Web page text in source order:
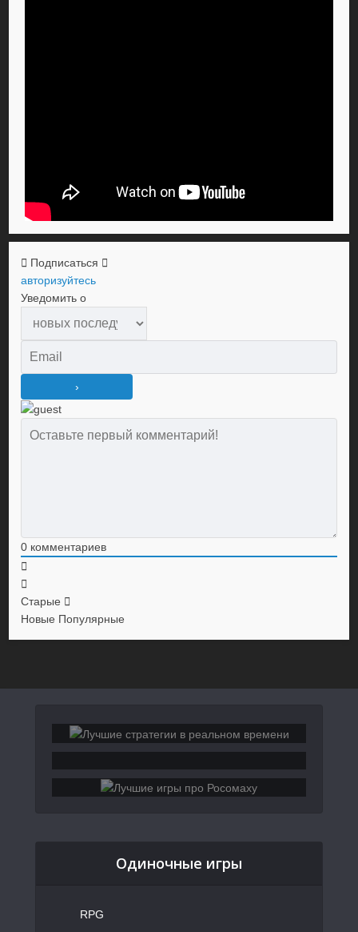
Подписаться
авторизуйтесь
Уведомить о
0 комментариев
Старые
Новые Популярные
Одиночные игры
RPG